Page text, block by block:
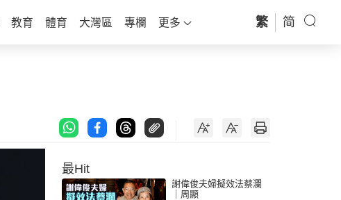
教育 體育 大灣區 專欄 更多 繁 简
最Hit
謝偉俊夫婦擬效法蔡瀾
｜周顯